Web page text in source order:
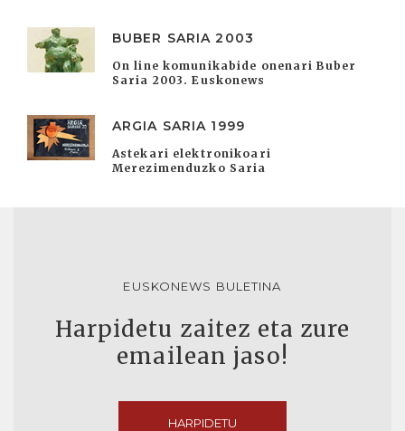
BUBER SARIA 2003
On line komunikabide onenari Buber
Saria 2003. Euskonews
ARGIA SARIA 1999
Astekari elektronikoari
Merezimenduzko Saria
EUSKONEWS BULETINA
Harpidetu zaitez eta zure
emailean jaso!
HARPIDETU